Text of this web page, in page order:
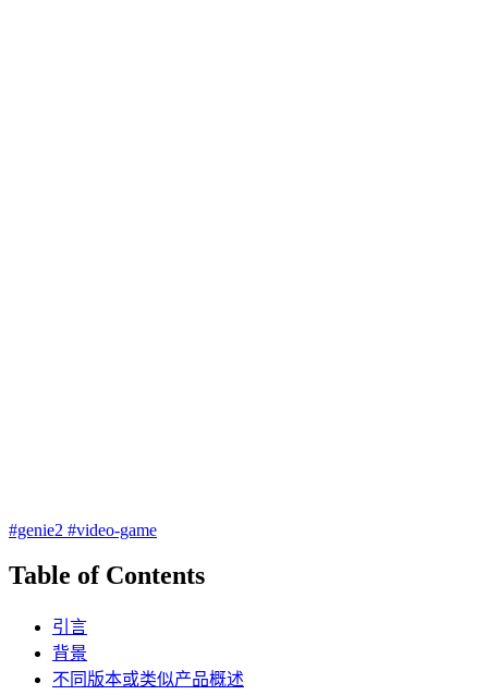
#genie2 #video-game
Table of Contents
引言
背景
不同版本或类似产品概述